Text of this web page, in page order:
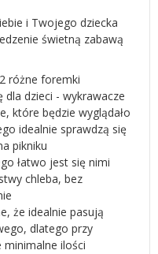
i Twojego dziecka
świetną zabawą
różne foremki
dzieci - wykrawacze
które będzie wyglądało
idealnie sprawdzą się
pikniku
łatwo jest się nimi
chleba, bez
że idealnie pasują
dlatego przy
ilości